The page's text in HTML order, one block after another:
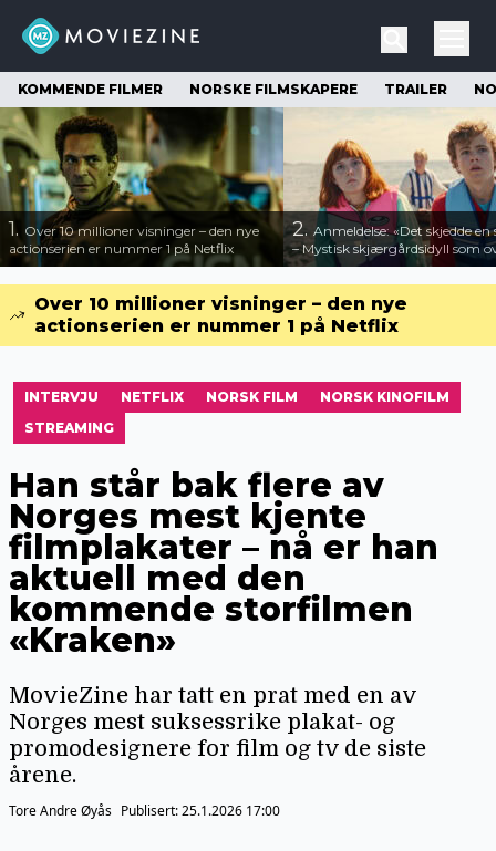
KOMMENDE FILMER NORSKE FILMSKAPERE TRAILER
1. Over 10 millioner visninger – den nye
actionserien er nummer 1 på Netflix
2. Anmeldelse: «Det skjedde
– Mystisk skjærgårdsidyll som
Over 10 millioner visninger – den nye
actionserien er nummer 1 på Netflix
INTERVJU NETFLIX NORSK FILM
NORSK KINOFILM
STREAMING
Han står bak flere av
Norges mest kjente
filmplakater – nå er han
aktuell med den
kommende storfilmen
«Kraken»
MovieZine har tatt en prat med en av
Norges mest suksessrike plakat- og
promodesignere for film og tv de siste
årene.
Tore Andre Øyås Publisert:25.1.2026 17:00